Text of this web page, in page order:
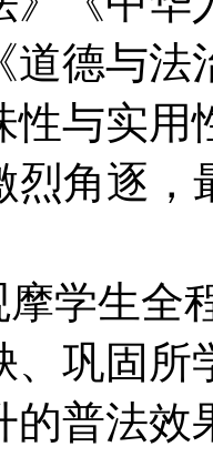
道德与法
性与实用
烈角逐
学生全
、巩固所
的普法效